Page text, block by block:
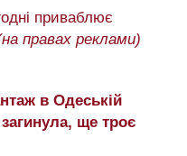
приваблює
правах реклами)
в Одеській
ще троє